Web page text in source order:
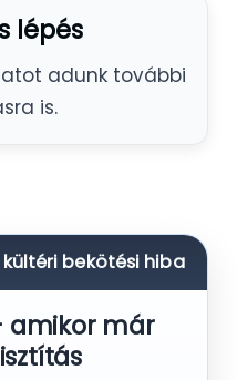
lépés
adunk további
is.
kültéri bekötési hiba
amikor már